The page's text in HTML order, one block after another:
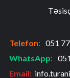
Telefon: 051
WhatsApp:
Email: